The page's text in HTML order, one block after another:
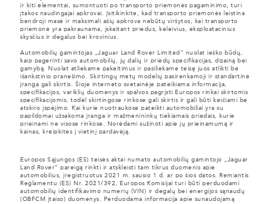
ir kiti elementai, sumontuoti po transporto priemonės pagaminimo, turi
įtakos naudingajai apkrovai. Įsitikinkite, kad transporto priemonės leistina
bendroji masė ir maksimali ašių apkrova nebūtų viršytos, kai transporto
priemonė yra pakraunama, įskaitant priedus, keleivius, eksploatacinius
skysčius ir degalus bei krovinius.
Automobilių gamintojas „Jaguar Land Rover Limited“ nuolat ieško būdų,
kaip pagerinti savo automobilių, jų dalių ir priedų specifikacijas, dizainą bei
gamybą. Nuolat atliekame pakeitimus ir pasiliekame teisę juos atlikti be
išankstinio pranešimo. Skirtingų metų modelių pasirenkamoji ir standartinė
įranga gali skirtis. Šioje interneto svetainėje pateikiama informacija,
specifikacijos, variklių duomenys ir spalvos pagrįsti Europos rinkai skirtomis
specifikacijomis, todėl skirtingose rinkose gali skirtis ir gali būti keičiami be
atskiro įspėjimo. Kai kurie nuotraukose pateikti automobiliai yra su
papildomai užsakoma įranga ir mažmenininkų tiekiamais priedais, kurie
prieinami ne visose rinkose. Norėdami sužinoti apie jų prieinamumą ir
kainas, kreipkitės į vietinį pardavėją.
Europos Sąjungos (ES) teisės aktai numato automobilių gamintojo „Jaguar
Land Rover“ pareigą rinkti ir atskleisti tam tikrus duomenis apie
automobilius, įregistruotus 2021 m. sausio 1 d. ar po šios datos. Remiantis
Reglamentu (ES) Nr. 2021/392, Europos Komisijai turi būti perduodami
automobilių identifikavimo numerių (VIN) ir degalų bei energijos sąnaudų
(OBFCM įtaiso) duomenys. Perduodama informacija apie sunaudojamą